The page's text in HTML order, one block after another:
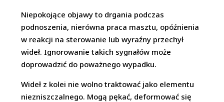
Niepokojące objawy to drgania podczas
podnoszenia, nierówna praca masztu, opóźnienia
w reakcji na sterowanie lub wyraźny przechył
wideł. Ignorowanie takich sygnałów może
doprowadzić do poważnego wypadku.
Wideł z kolei nie wolno traktować jako elementu
niezniszczalnego. Mogą pękać, deformować się